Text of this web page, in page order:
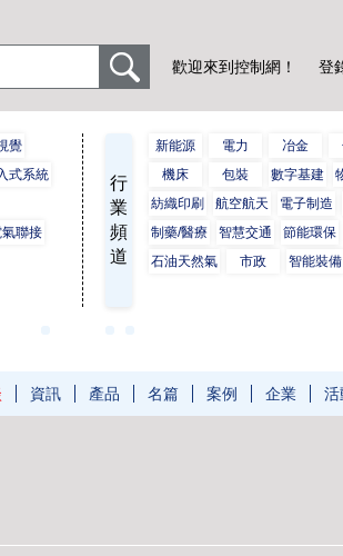
歡迎來到控制網！ 登
覺
式系統
氣聯接
行
業
頻
道
新能源 電力 冶金
機床
包裝 數字基建
紡織印刷
航空航天 電子制造
制藥/醫療
智慧交通
節能環保
石油天然氣
市政 智能裝備
資訊 產品 名篇 案例 企業 活